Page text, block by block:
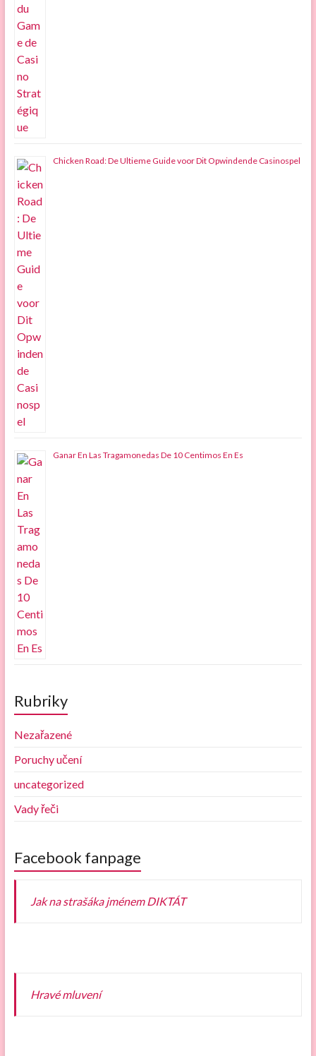
Chicken Road: De Ultieme Guide voor Dit Opwindende Casinospel
Ganar En Las Tragamonedas De 10 Centimos En Es
Rubriky
Nezařazené
Poruchy učení
uncategorized
Vady řeči
Facebook fanpage
Jak na strašáka jménem DIKTÁT
Hravé mluvení